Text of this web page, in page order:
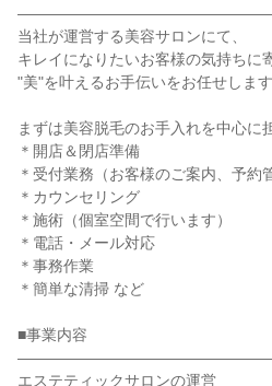
当社が運営する美容サロンにて、
キレイになりたいお客様の気持ちに
"美"を叶えるお手伝いをお任せします
まずは美容脱毛のお手入れを中心に
＊開店＆閉店準備
＊受付業務（お客様のご案内、予約
＊カウンセリング
＊施術（個室空間で行います）
＊電話・メール対応
＊事務作業
＊簡単な清掃 など
■事業内容
エステティックサロンの運営